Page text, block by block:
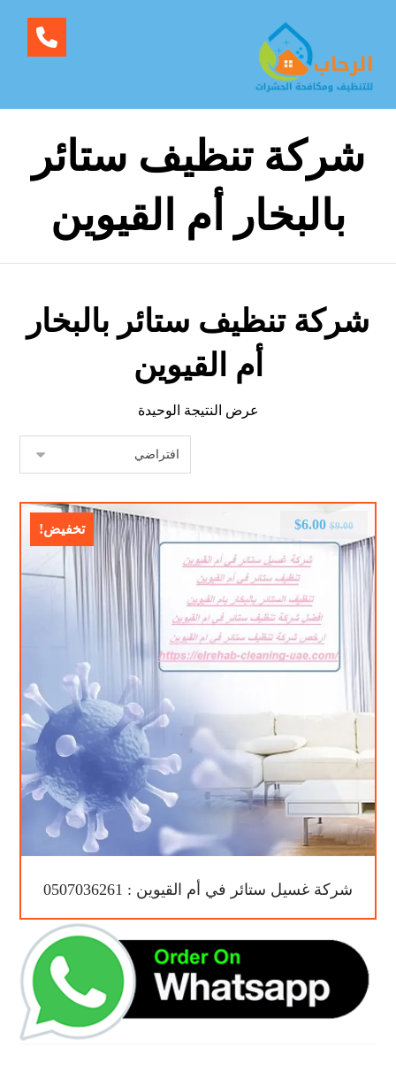
شركة تنظيف ستائر
بالبخار أم القيوين
شركة تنظيف ستائر بالبخار
أم القيوين
عرض النتيجة الوحيدة
تخفيض!
شركة غسيل ستائر في أم القيوين : 0507036261
$9.00
$6.00